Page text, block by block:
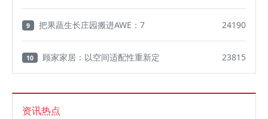
9 把果蔬生长庄园搬进AWE：7 24190
10 顾家家居：以空间适配性重新定 23815
资讯热点